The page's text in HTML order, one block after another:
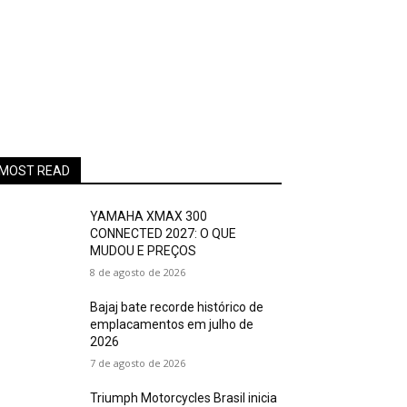
MOST READ
YAMAHA XMAX 300
CONNECTED 2027: O QUE
MUDOU E PREÇOS
8 de agosto de 2026
Bajaj bate recorde histórico de
emplacamentos em julho de
2026
7 de agosto de 2026
Triumph Motorcycles Brasil inicia